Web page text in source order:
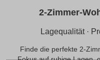
2-Zimmer-
Lagequalität ·
Finde die perfekte 2-